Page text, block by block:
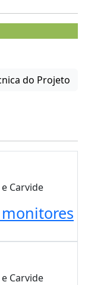
do Projeto
Carvide
Carvide